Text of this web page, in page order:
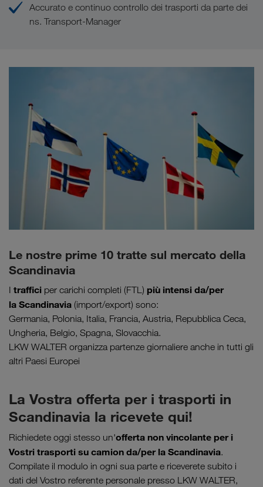
Accurato e continuo controllo dei trasporti da parte dei
ns. Transport-Manager
Le nostre prime 10 tratte sul mercato della
Scandinavia
I traffici per carichi completi (FTL) più intensi da/per
la Scandinavia (import/export) sono:
Germania, Polonia, Italia, Francia, Austria, Repubblica Ceca,
Ungheria, Belgio, Spagna, Slovacchia.
LKW WALTER organizza partenze giornaliere anche in tutti gli
altri Paesi Europei
La Vostra offerta per i trasporti in
Scandinavia la ricevete qui!
Richiedete oggi stesso un'offerta non vincolante per i
Vostri trasporti su camion da/per la Scandinavia.
Compilate il modulo in ogni sua parte e riceverete subito i
dati del Vostro referente personale presso LKW WALTER,